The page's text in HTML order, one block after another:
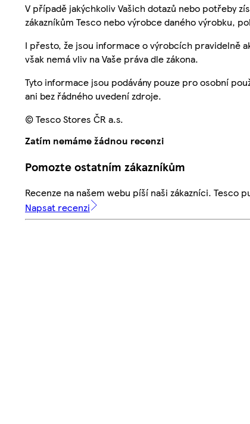
V případě jakýchkoliv Vašich dotazů nebo potřeby
zákazníkům Tesco nebo výrobce daného výrobku,
I přesto, že jsou informace o výrobcích pravidelně
však nemá vliv na Vaše práva dle zákona.
Tyto informace jsou podávány pouze pro osobní
ani bez řádného uvedení zdroje.
© Tesco Stores ČR a.s.
Zatím nemáme žádnou recenzi
Pomozte ostatním zákazníkům
Recenze na našem webu píší naši zákazníci. Tesco
Napsat recenzi